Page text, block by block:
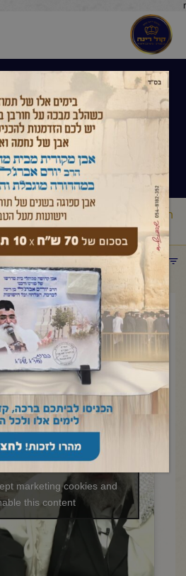
r
בגובה
הלכה
ראשי בגובה העיניים
-שיעור בתניא ובגובה
תפריט קטגוריות
החיד"א -שיעור בתניא
העינים כ"ד אייר
marketing cookies and
this content